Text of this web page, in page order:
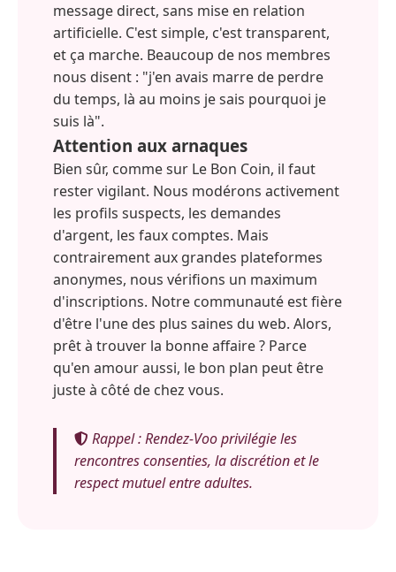
message direct, sans mise en relation
artificielle. C'est simple, c'est transparent,
et ça marche. Beaucoup de nos membres
nous disent : "j'en avais marre de perdre
du temps, là au moins je sais pourquoi je
suis là".
Attention aux arnaques
Bien sûr, comme sur Le Bon Coin, il faut
rester vigilant. Nous modérons activement
les profils suspects, les demandes
d'argent, les faux comptes. Mais
contrairement aux grandes plateformes
anonymes, nous vérifions un maximum
d'inscriptions. Notre communauté est fière
d'être l'une des plus saines du web. Alors,
prêt à trouver la bonne affaire ? Parce
qu'en amour aussi, le bon plan peut être
juste à côté de chez vous.
Rappel : Rendez-Voo privilégie les
rencontres consenties, la discrétion et le
respect mutuel entre adultes.